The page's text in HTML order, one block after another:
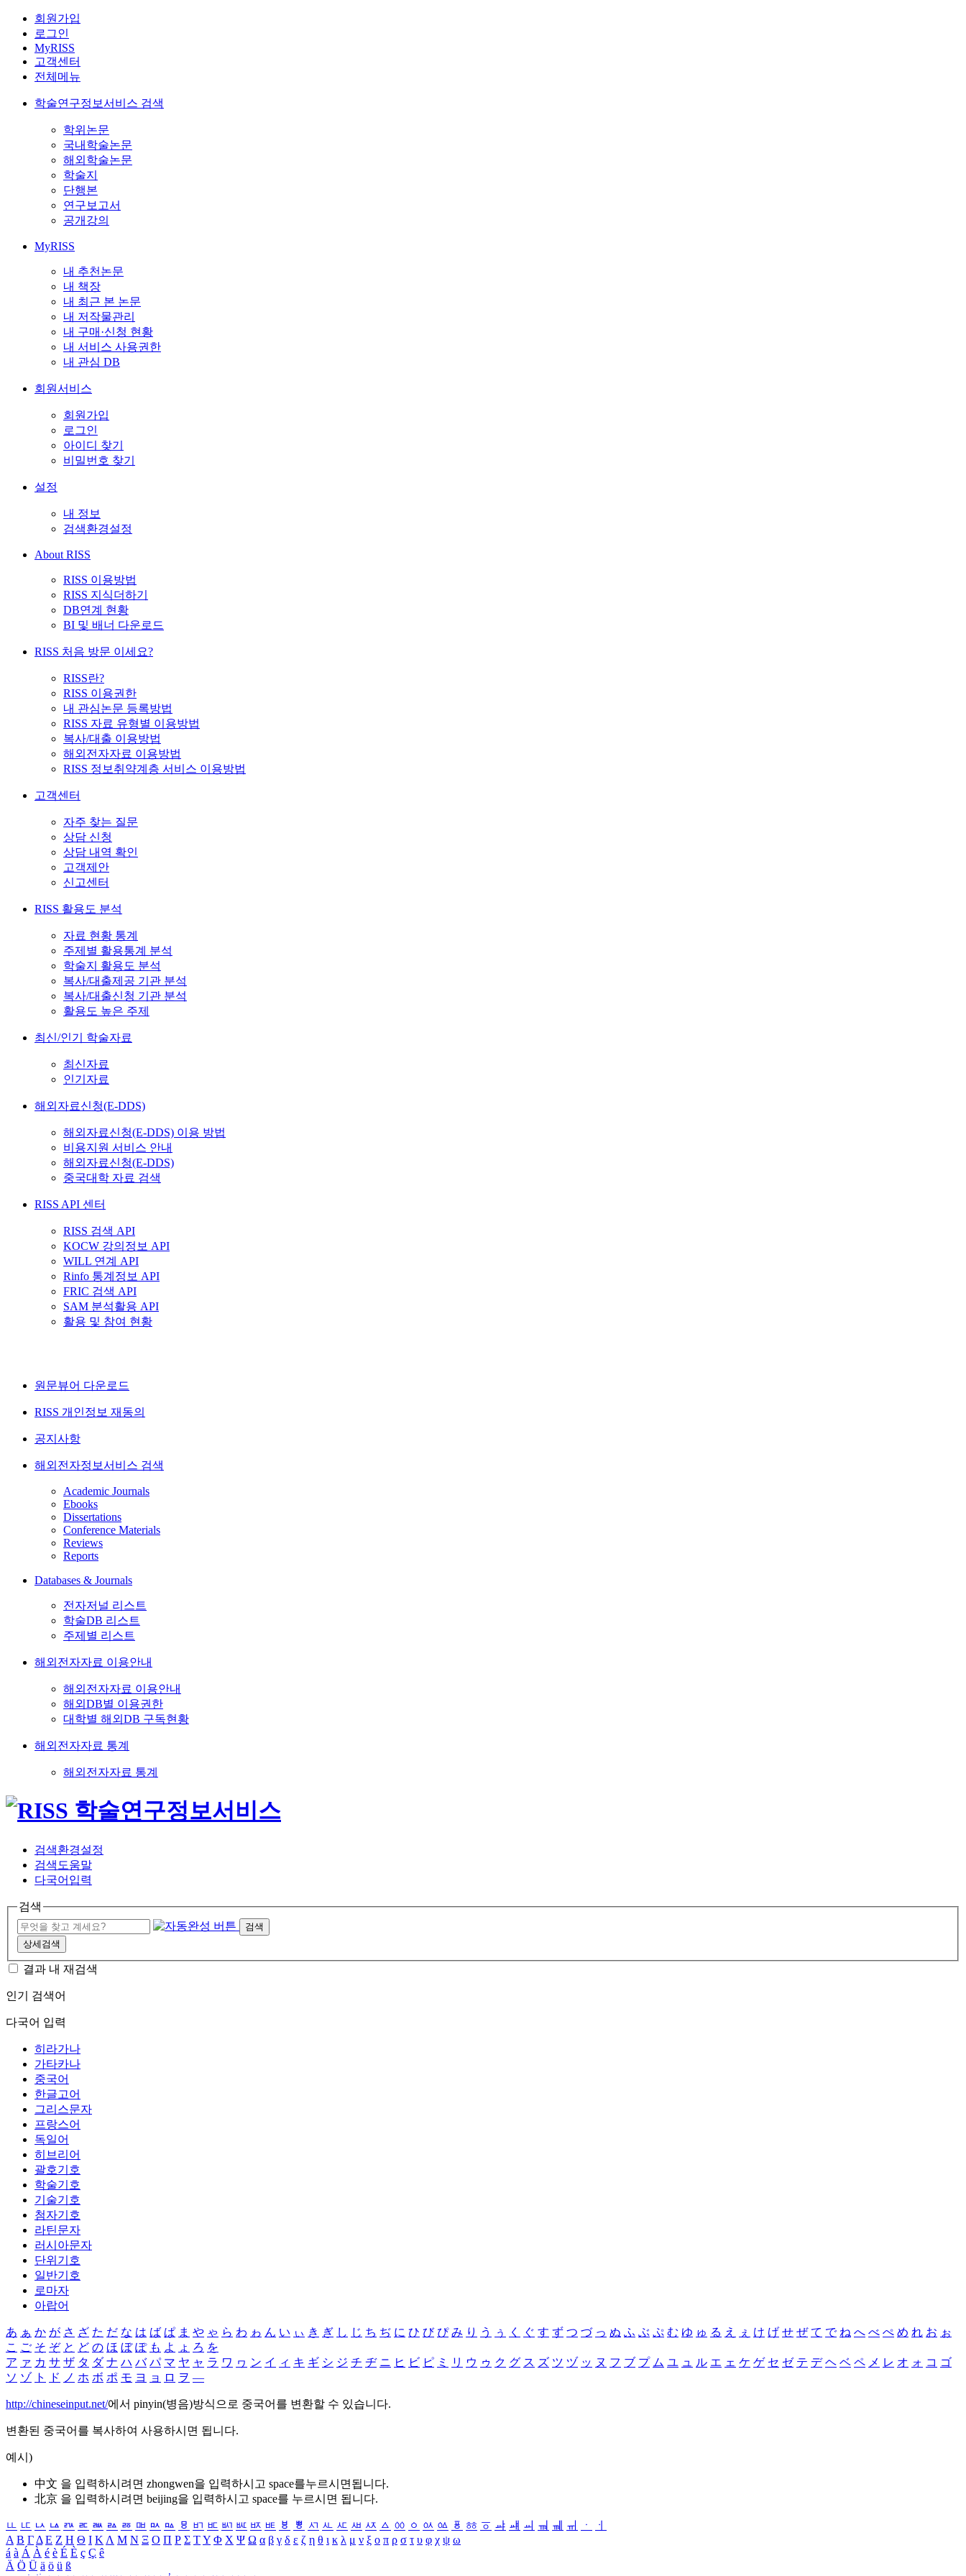
회원가입
로그인
MyRISS
고객센터
전체메뉴
학술연구정보서비스 검색
학위논문
국내학술논문
해외학술논문
학술지
단행본
연구보고서
공개강의
MyRISS
내 추천논문
내 책장
내 최근 본 논문
내 저작물관리
내 구매·신청 현황
내 서비스 사용권한
내 관심 DB
회원서비스
회원가입
로그인
아이디 찾기
비밀번호 찾기
설정
내 정보
검색환경설정
About RISS
RISS 이용방법
RISS 지식더하기
DB연계 현황
BI 및 배너 다운로드
RISS 처음 방문 이세요?
RISS란?
RISS 이용권한
내 관심논문 등록방법
RISS 자료 유형별 이용방법
복사/대출 이용방법
해외전자자료 이용방법
RISS 정보취약계층 서비스 이용방법
고객센터
자주 찾는 질문
상담 신청
상담 내역 확인
고객제안
신고센터
RISS 활용도 분석
자료 현황 통계
주제별 활용통계 분석
학술지 활용도 분석
복사/대출제공 기관 분석
복사/대출신청 기관 분석
활용도 높은 주제
최신/인기 학술자료
최신자료
인기자료
해외자료신청(E-DDS)
해외자료신청(E-DDS) 이용 방법
비용지원 서비스 안내
해외자료신청(E-DDS)
중국대학 자료 검색
RISS API 센터
RISS 검색 API
KOCW 강의정보 API
WILL 연계 API
Rinfo 통계정보 API
FRIC 검색 API
SAM 분석활용 API
활용 및 참여 현황
원문뷰어 다운로드
RISS 개인정보 재동의
공지사항
해외전자정보서비스 검색
Academic Journals
Ebooks
Dissertations
Conference Materials
Reviews
Reports
Databases & Journals
전자저널 리스트
학술DB 리스트
주제별 리스트
해외전자자료 이용안내
해외전자자료 이용안내
해외DB별 이용권한
대학별 해외DB 구독현황
해외전자자료 통계
해외전자자료 통계
검색환경설정
검색도움말
다국어입력
검색
검색
상세검색
결과 내 재검색
인기 검색어
다국어 입력
히라가나
가타카나
중국어
한글고어
그리스문자
프랑스어
독일어
히브리어
괄호기호
학술기호
기술기호
첨자기호
라틴문자
러시아문자
단위기호
일반기호
로마자
아랍어
あ ぁ か が さ ざ た だ な は ば ぱ ま や ゃ ら わ ゎ ん い ぃ き ぎ し じ ち ぢ に ひ び ぴ み り う ぅ く ぐ す ず つ づ っ ぬ ふ ぶ ぷ む ゆ ゅ る え ぇ け げ せ ぜ て で ね へ べ ぺ め れ お ぉ
こ ご そ ぞ と ど の ほ ぼ ぽ も よ ょ ろ を
ア ァ カ サ ザ タ ダ ナ ハ バ パ マ ヤ ャ ラ ワ ヮ ン イ ィ キ ギ シ ジ チ ヂ ニ ヒ ビ ピ ミ リ ウ ゥ ク グ ス ズ ツ ヅ ッ ヌ フ ブ プ ム ユ ュ ル エ ェ ケ ゲ セ ゼ テ デ ヘ ベ ペ メ レ オ ォ コ ゴ
ソ ゾ ト ド ノ ホ ボ ポ モ ヨ ョ ロ ヲ ―
http://chineseinput.net/에서 pinyin(병음)방식으로 중국어를 변환할 수 있습니다.
변환된 중국어를 복사하여 사용하시면 됩니다.
예시)
中文 을 입력하시려면 zhongwen을 입력하시고 space를누르시면됩니다.
北京 을 입력하시려면 beijing을 입력하시고 space를 누르시면 됩니다.
ㅥ ㅦ ㅧ ㅨ ㅩ ㅪ ㅫ ㅬ ㅭ ㅮ ㅯ ㅰ ㅱ ㅲ ㅳ ㅴ ㅵ ㅶ ㅷ ㅸ ㅹ ㅺ ㅻ ㅼ ㅽ ㅾ ㅿ ㆀ ㆁ ㆂ ㆃ ㆄ ㆅ ㆆ ㆇ ㆈ ㆉ ㆊ ㆋ ㆌ ㆍ
ㆎ
Α Β ΓΔ Ε Ζ Η Θ Ι ΚΛ Μ Ν Ξ Ο Π Ρ Σ ΤΥ Φ Χ Ψ Ω α β γ δ ε ζ η θ ι κ λ μ ν ξ ο π ρ σ τ υ φ χ ψ ω
á à Á À é è É È ç Ç ê
Ä Ö Ü ä ö ü ß